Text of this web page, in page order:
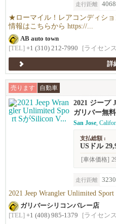
走行距離
★ローマイル！レアコンディシ
情報はこちらから https://...
AB auto town
[TEL] +1 (310) 212-7990 [ライセン
詳
売ります 自動車
2021 ジープ
ガリバー無
San Jose,
支払総額 :
USドル
[車体価格]
走行距離
2021 Jeep Wrangler Unlimited
ガリバーシリコンバレー店
[TEL] +1 (408) 985-1379 [ライセン